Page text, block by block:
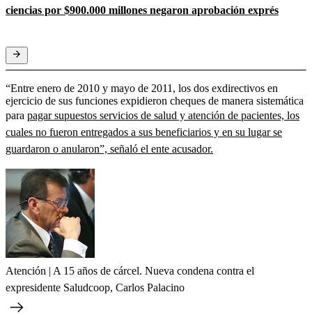
ciencias por $900.000 millones negaron aprobación exprés
“Entre enero de 2010 y mayo de 2011, los dos exdirectivos en
ejercicio de sus funciones expidieron cheques de manera sistemática
para pagar supuestos servicios de salud y atención de pacientes, los
cuales no fueron entregados a sus beneficiarios y en su lugar se
guardaron o anularon”, señaló el ente acusador.
Atención | A 15 años de cárcel. Nueva condena contra el
expresidente Saludcoop, Carlos Palacino